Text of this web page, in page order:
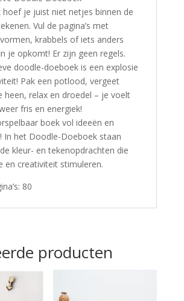
hoef je juist niet netjes binnen de
Vul de pagina’s met
krabbels of iets anders
je opkomt! Er zijn geen regels.
doodle-doeboek is een explosie
Pak een potlood, vergeet
heen, relax en droedel – je voelt
fris en energiek!
boek vol ideeën en
In het Doodle-Doeboek staan
kleur- en tekenopdrachten die
en creativiteit stimuleren.
80
producten